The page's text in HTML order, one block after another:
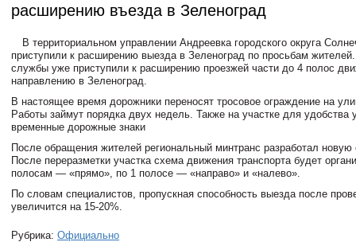
расширению въезда в Зеленоград
В территориальном управлении Андреевка городского округа
приступили к расширению выезда в Зеленоград по просьбам
службы уже приступили к расширению проезжей части до 4 полос
направлению в Зеленоград.
В настоящее время дорожники переносят тросовое ограждение на
Работы займут порядка двух недель. Также на участке для удобства
временные дорожные знаки
После обращения жителей региональный минтранс разработал
После переразметки участка схема движения транспорта будет
полосам — «прямо», по 1 полосе — «направо» и «налево».
По словам специалистов, пропускная способность выезда после
увеличится на 15-20%.
Рубрика: Официально